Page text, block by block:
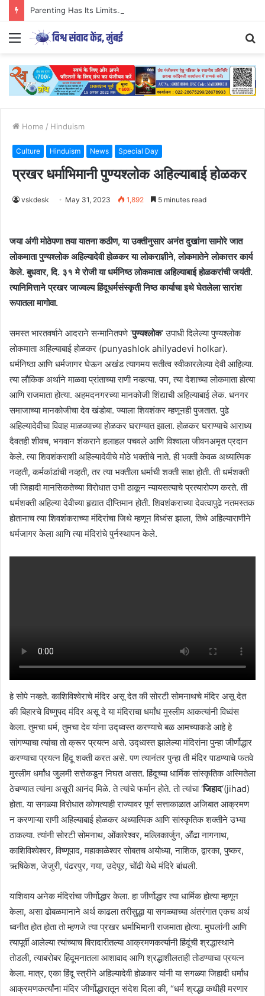
Parenting Has Its Limits….
Menu
Home / Hinduism
Culture Hinduism News Special Day
प्रखर धर्माभिमानी पुण्यश्लोक अहिल्याबाई होळकर
vskdesk May 31, 2023 1,892 5 minutes read
जया अंगी मोठेपणा तया यातना कठीण, या उक्तीनुसार अनंत दुखांना सामोरे जात
लोकमाता पुण्यश्लोक अहिल्यादेवी होळकर या लोकराज्ञीने, लोकमातेने लोकात्तर कार्य
केले. बुधवार, दि. ३१ मे रोजी या धर्मनिष्ठ लोकमाता अहिल्याबाई होळकरांची जयंती.
त्यानिमित्ताने प्रखर जाज्वल्य हिंदूधर्मसंस्कृती निष्ठ कार्याचा इथे घेतलेला सारांश
रूपातला मागोवा.
समस्त भारतवर्षाने आदराने सन्मानितपणे ‘पुण्यश्लोक‘ उपाधी दिलेल्या पुण्यश्लोक
लोकमाता अहिल्याबाई होळकर (punyashlok ahilyadevi holkar).
धर्मनिष्ठा आणि धर्मजागर घेऊन अखंड त्यागमय सतीत्व स्वीकारलेल्या देवी आहिल्या.
त्या लौकिक अर्थाने माळवा प्रांताच्या राणी नव्हत्या. पण, त्या देशाच्या लोकमाता होत्या
आणि राजमाता होत्या. अहमदनगरच्या मानकोजी शिंद्याची अहिल्याबाई लेक. धनगर
समाजाच्या मानकोजीचा देव खंडोबा. ज्याला शिवशंकर म्हणूनही पुजतात. पुढे
अहिल्यादेवीचा विवाह माळव्याच्या होळकर घराण्यात झाला. होळकर घराण्याचे आराध्य
दैवतही शीवच, भगवान शंकराने हलाहल पचवले आणि विश्वाला जीवनअमृत प्रदान
केले. त्या शिवशंकराशी अहिल्यादेवीचे मोठे भक्तीचे नाते. ही भक्ती केवळ अध्यात्मिक
नव्हती, कर्मकांडांची नव्हती, तर त्या भक्तीला धर्माची शक्ती साक्ष होती. ती धर्मशक्ती
जी जिहादी मानसिकतेच्या विरोधात उभी ठाकून न्यायसत्याचे प्रत्यारोपण करते. ती
धर्मशक्ती अहिल्या देवीच्या हृद्यात दीप्तिमान होती. शिवशंकराच्या देवत्वापुढे नतमस्तक
होतानाच त्या शिवशंकराच्या मंदिरांचा जिथे म्हणून विध्वंस झाला, तिथे अहिल्याराणीने
धर्मजागर केला आणि त्या मंदिरांचे पुर्नस्थापन केले.
हे सोपे नव्हते. काशिविश्वेराचे मंदिर असू देत की सोरटी सोमनाथचे मंदिर असू देत
की बिहारचे विष्णुपद मंदिर असू दे या मंदिराचा धर्मांध मुस्लीम आकत्यांनी विध्वंस
केला. तुमचा धर्म, तुमचा देव यांना उद्ध्वस्त करण्याचे बळ आमच्याकडे आहे हे
सांगण्याचा त्यांचा तो क्रूर प्रयत्न असे. उद्ध्वस्त झालेल्या मंदिरांना पुन्हा जीर्णोद्धार
करण्याचा प्रयत्न हिंदू शक्ती करत असे. पण त्यानंतर पुन्हा ती मंदिर पाडण्याचे फतवे
मुस्लीम धर्मांध जुलमी सत्तेकडून निघत असत. हिंदूच्या धार्मिक सांस्कृतिक अस्मितेला
ठेचण्यात त्यांना असूरी आनंद मिळे. ते त्यांचे फर्मान होते. तो त्यांचा ‘जिहाद‘(jihad)
होता. या सगळ्या विरोधात कोणत्याही राज्यावर पूर्ण सत्ताकाळात अजिबात आक्रमण
न करणाऱ्या राणी अहिल्याबाई होळकर अध्यात्मिक आणि सांस्कृतिक शक्तीने उभ्या
ठाकल्या. त्यांनी सोरटी सोमनाथ, ओंकारेश्वर, मल्लिकार्जुन, औंढा नागनाथ,
काशिविश्वेश्वर, विष्णूपाद, महाकाळेश्वर सोबतच अयोध्या, नाशिक, द्वारका, पुष्कर,
ऋषिकेश, जेजुरी, पंढरपुर, गया, उदेपूर, चोंढी येथे मंदिरे बांधली.
याशिवाय अनेक मंदिरांचा जीर्णोद्धार केला. हा जीर्णोद्धार त्या धार्मिक होत्या म्हणून
केला, असा ढोबळमानाने अर्थ काढला तरीसुद्धा या सगळ्याच्या अंतरंगात एकच अर्थ
ध्वनीत होत होता तो म्हणजे त्या प्रखर धर्माभिमानी राजमाता होत्या. मुघलांनी आणि
त्यापूर्वी आलेल्या त्यांच्याच बिरादारीतल्या आक्रमणकर्त्यानी हिंदूंची श्रद्धास्थाने
तोडली, त्याबरोबर हिंदूमनातला आशावाद आणि श्रद्धाशीलताही तोडण्याचा प्रयत्न
केला. मात्र, एका हिंदू स्त्रीने अहिल्यादेवी होळकर यांनी या सगळ्या जिहादी धर्मांध
आक्रमणकर्त्यांना मंदिर जीर्णोद्धारातून संदेश दिला की, “धर्म श्रद्धा कधीही मरणार